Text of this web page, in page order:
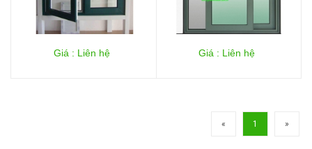
Giá : Liên hệ Giá : Liên hệ
« 1 »